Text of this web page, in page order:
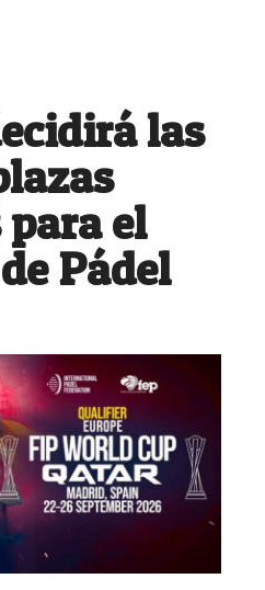
las
el
Pádel